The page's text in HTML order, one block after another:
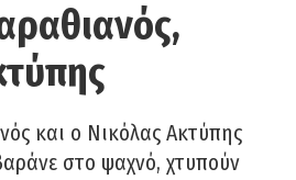
και ο Νικόλας Ακτύπης
στο ψαχνό, χτυπούν